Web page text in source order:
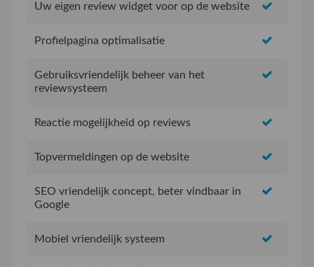
Uw eigen review widget voor op de website
Profielpagina optimalisatie
Gebruiksvriendelijk beheer van het
reviewsysteem
Reactie mogelijkheid op reviews
Topvermeldingen op de website
SEO vriendelijk concept, beter vindbaar in
Google
Mobiel vriendelijk systeem